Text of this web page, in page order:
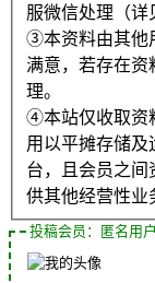
服微信处理（详
③本资料由其他
满意，若存在资
理。
④本站仅收取资
用以平摊存储及
台，且会员之间
供其他经营性业
投稿会员：匿名用户